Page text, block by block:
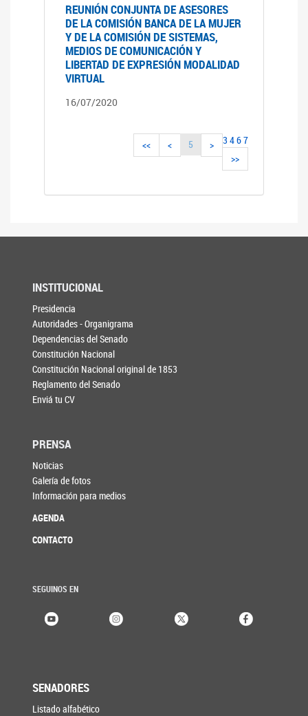
REUNIÓN CONJUNTA DE ASESORES
DE LA COMISIÓN BANCA DE LA MUJER
Y DE LA COMISIÓN DE SISTEMAS,
MEDIOS DE COMUNICACIÓN Y
LIBERTAD DE EXPRESIÓN MODALIDAD
VIRTUAL
16/07/2020
<< < 3 4
5 67
>
>>
INSTITUCIONAL
Presidencia
Autoridades - Organigrama
Dependencias del Senado
Constitución Nacional
Constitución Nacional original de 1853
Reglamento del Senado
Enviá tu CV
PRENSA
Noticias
Galería de fotos
Información para medios
AGENDA
CONTACTO
SEGUINOS EN
SENADORES
Listado alfabético